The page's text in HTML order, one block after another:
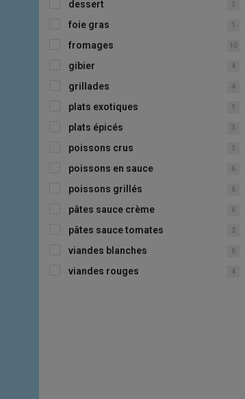
dessert 1
foie gras 1
fromages 10
gibier 4
grillades 4
plats exotiques 1
plats épicés 3
poissons crus 1
poissons en sauce 6
poissons grillés 6
pâtes sauce crème 6
pâtes sauce tomates 2
viandes blanches 6
viandes rouges 4